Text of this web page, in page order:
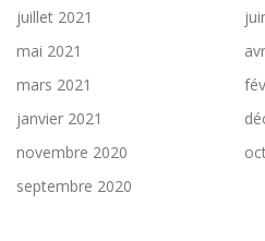
juillet 2021
mai 2021
mars 2021
janvier 2021
novembre 2020
septembre 2020